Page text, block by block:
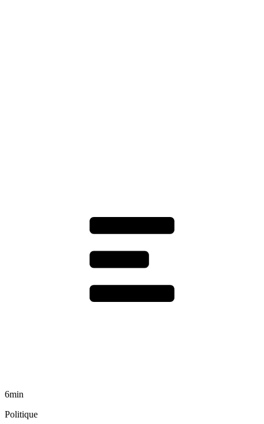
6min
Politique